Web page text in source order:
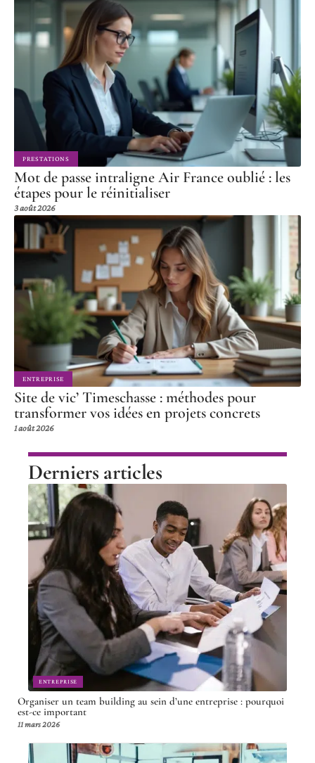
PRESTATIONS
Mot de passe intraligne Air France oublié : les
étapes pour le réinitialiser
3 août 2026
ENTREPRISE
Site de vic’ Timeschasse : méthodes pour
transformer vos idées en projets concrets
1 août 2026
Derniers articles
ENTREPRISE
Organiser un team building au sein d’une entreprise : pourquoi
est-ce important
11 mars 2026